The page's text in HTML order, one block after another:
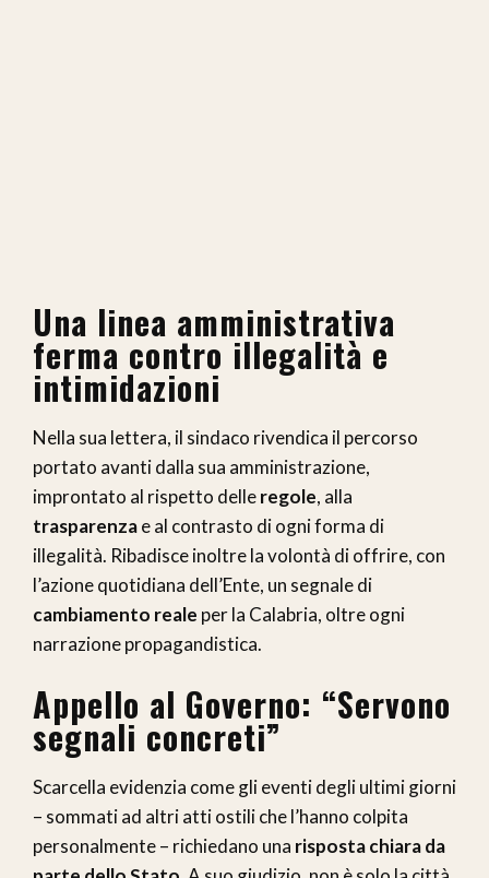
Una linea amministrativa
ferma contro illegalità e
intimidazioni
Nella sua lettera, il sindaco rivendica il percorso
portato avanti dalla sua amministrazione,
improntato al rispetto delleregole, alla
trasparenzae al contrasto di ogni forma di
illegalità. Ribadisce inoltre la volontà di offrire, con
l’azione quotidiana dell’Ente, un segnale di
cambiamento reale per la Calabria, oltre ogni
narrazione propagandistica.
Appello al Governo: “Servono
segnali concreti”
Scarcella evidenzia come gli eventi degli ultimi giorni
– sommati ad altri atti ostili che l’hanno colpita
personalmente – richiedano una risposta chiara da